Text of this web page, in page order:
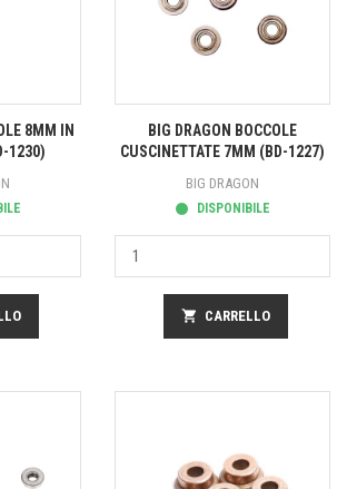
8MM IN
1230)
BIG DRAGON BOCCOLE
CUSCINETTATE 7MM (BD-1227)
BIG DRAGON
DISPONIBILE
shopping_cart CARRELLO